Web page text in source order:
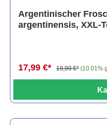
Argentinischer
argentinensis, XXL-
17,99 €* 19,99 €* (10.01%